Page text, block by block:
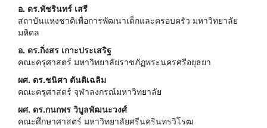
อ. ดร.พัชรินทร์ เสรี
สถาบันแห่งชาติเพื่อการพัฒนาเด็กและครอบครัว มหาวิทยาลัย
มหิดล
อ. ดร.กิ่งสร เกาะประเสริฐ
คณะครุศาสตร์ มหาวิทยาลัยราชภัฏพระนครศรีอยุธยา
ผศ. ดร.ชนิศา ตันติเฉลิม
คณะครุศาสตร์ จุฬาลงกรณ์มหาวิทยาลัย
ผศ. ดร.กนกพร วิบูลพัฒนะวงศ์
คณะศึกษาศาสตร์ มหาวิทยาลัยศรีนครินทรวิโรฒ